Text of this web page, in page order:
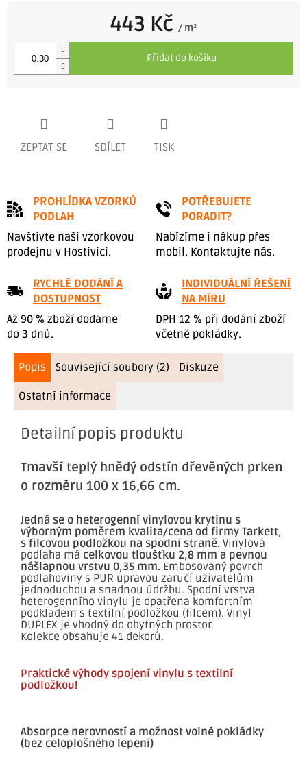
TISK
ZEPTAT SE SDÍLET
443 Kč / m²
Měrná
Přidat do košíku
PROHLÍDKA VZORKŮ
PODLAH
Navštivte naši vzorkovou
prodejnu v Hostivici.
POTŘEBUJETE
PORADIT?
Nabízíme i nákup přes
mobil. Kontaktujte nás.
RYCHLÉ DODÁNÍ A
DOSTUPNOST
Až 90 % zboží dodáme
do 3 dnů.
INDIVIDUÁLNÍ ŘEŠENÍ
NA MÍRU
DPH 12 % při dodání zboží
včetně pokládky.
Popis Související soubory (2) Diskuze
Ostatní informace
Detailní popis produktu
Tmavší teplý hnědý odstín dřevěných prken
o rozměru 100 x 16,66 cm.
Jedná se o heterogenní vinylovou krytinu s
výborným poměrem kvalita/cena od firmy Tarkett,
s filcovou podložkou na spodní straně. Vinylová
podlaha má celkovou tloušťku 2,8 mm a pevnou
nášlapnou vrstvu 0,35 mm. Embosovaný povrch
podlahoviny s PUR úpravou zaručí uživatelům
jednoduchou a snadnou údržbu. Spodní vrstva
heterogenního vinylu je opatřena komfortním
podkladem s textilní podložkou (filcem). Vinyl
DUPLEX je vhodný do obytných prostor.
Kolekce obsahuje 41 dekorů.
Praktické výhody spojení vinylu s textilní
podložkou!
Absorpce nerovností a možnost volné pokládky
(bez celoplošného lepení)